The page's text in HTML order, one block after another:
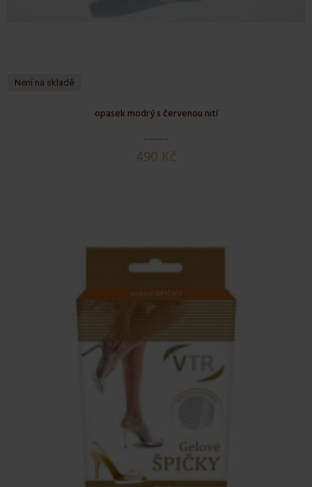
opasek modrý s červenou nití
490 Kč
Není na skladě